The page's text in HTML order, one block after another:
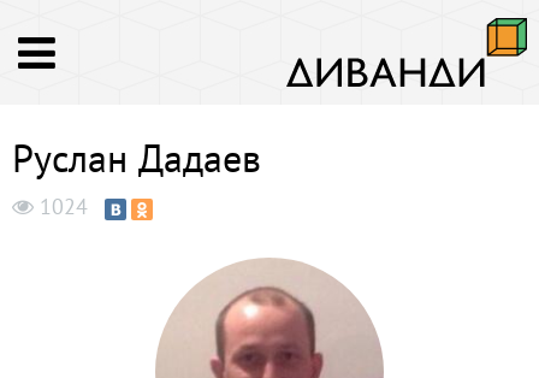
Руслан Дадаев
1024